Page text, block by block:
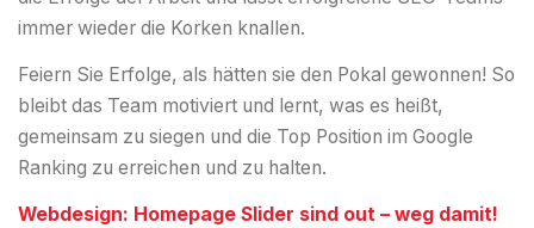
immer wieder die Korken knallen.
Feiern Sie Erfolge, als hätten sie den Pokal gewonnen! So
bleibt das Team motiviert und lernt, was es heißt,
gemeinsam zu siegen und die Top Position im Google
Ranking zu erreichen und zu halten.
Webdesign: Homepage Slider sind out – weg damit!